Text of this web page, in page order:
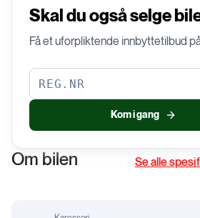
Skal du også selge
Få et uforpliktende innbyttetilbud
Kom i gang
Om bilen Se alle